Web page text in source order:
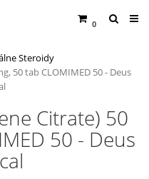
0
Steroidy
50 tab CLOMIMED 50 - Deus
Citrate) 50
50 - Deus